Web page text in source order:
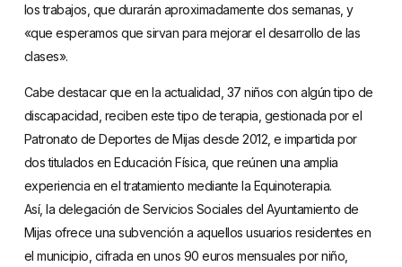
los trabajos, que durarán aproximadamente dos semanas, y
«que esperamos que sirvan para mejorar el desarrollo de las
clases».
Cabe destacar que en la actualidad, 37 niños con algún tipo de
discapacidad, reciben este tipo de terapia, gestionada por el
Patronato de Deportes de Mijas desde 2012, e impartida por
dos titulados en Educación Física, que reúnen una amplia
experiencia en el tratamiento mediante la Equinoterapia.
Así, la delegación de Servicios Sociales del Ayuntamiento de
Mijas ofrece una subvención a aquellos usuarios residentes en
el municipio, cifrada en unos 90 euros mensuales por niño,